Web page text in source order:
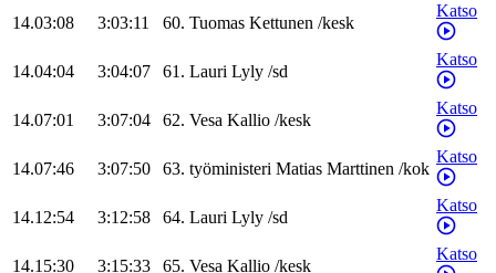
14.03:08 3:03:11 60. Tuomas Kettunen /kesk
Katso
14.04:04 3:04:07 61. Lauri Lyly /sd
Katso
14.07:01 3:07:04 62. Vesa Kallio /kesk
Katso
14.07:46 3:07:50 63. työministeri Matias Marttinen /kok
Katso
14.12:54 3:12:58 64. Lauri Lyly /sd
Katso
14.15:30 3:15:33 65. Vesa Kallio /kesk
Katso